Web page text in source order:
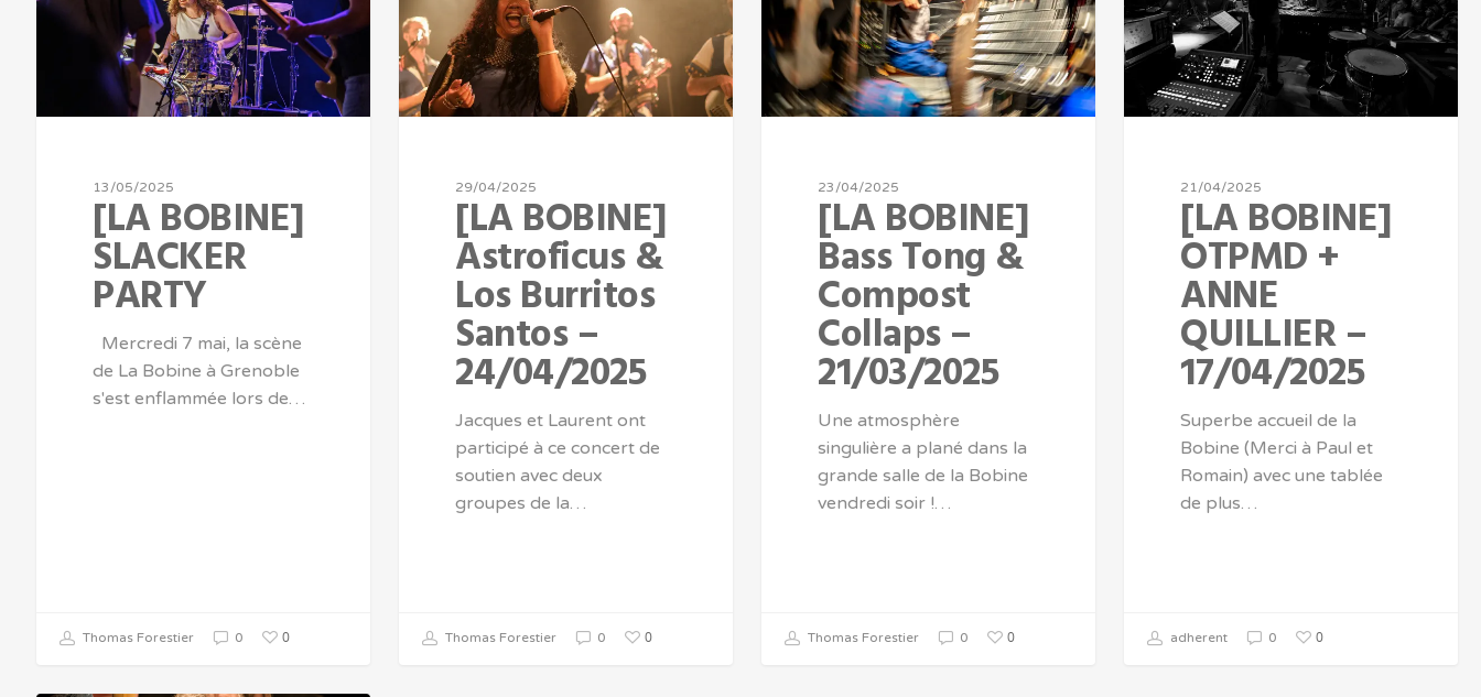
13/05/2025
[LA BOBINE]
SLACKER
PARTY
Mercredi 7 mai, la scène
de La Bobine à Grenoble
s'est enflammée lors de…
Thomas Forestier 0 0
29/04/2025
[LA BOBINE]
Astroficus &
Los Burritos
Santos –
24/04/2025
Jacques et Laurent ont
participé à ce concert de
soutien avec deux
groupes de la…
Thomas Forestier 0 0
23/04/2025
[LA BOBINE]
Bass Tong &
Compost
Collaps –
21/03/2025
Une atmosphère
singulière a plané dans la
grande salle de la Bobine
vendredi soir !…
Thomas Forestier 0 0
21/04/2025
[LA BOBINE]
OTPMD +
ANNE
QUILLIER –
17/04/2025
Superbe accueil de la
Bobine (Merci à Paul et
Romain) avec une tablée
de plus…
adherent 0 0